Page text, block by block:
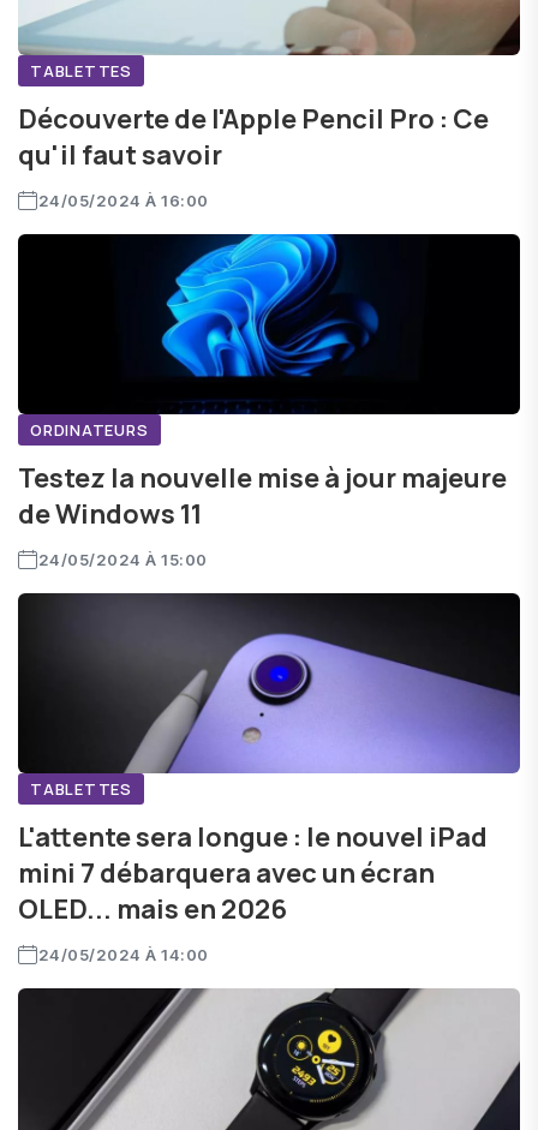
TABLETTES
Découverte de l'Apple Pencil Pro : Ce
qu'il faut savoir
24/05/2024 À 16:00
ORDINATEURS
Testez la nouvelle mise à jour majeure
de Windows 11
24/05/2024 À 15:00
TABLETTES
L'attente sera longue : le nouvel iPad
mini 7 débarquera avec un écran
OLED... mais en 2026
24/05/2024 À 14:00